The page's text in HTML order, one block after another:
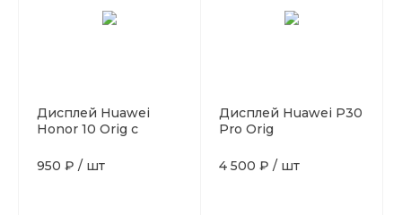
Дисплей Huawei
Honor 10 Orig с
950 ₽ / шт
Дисплей Huawei P30
Pro Orig
4 500 ₽ / шт